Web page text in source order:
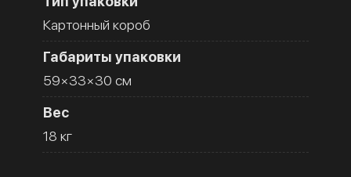
Картонный короб
Габариты упаковки
59×33×30 см
Вес
18 кг